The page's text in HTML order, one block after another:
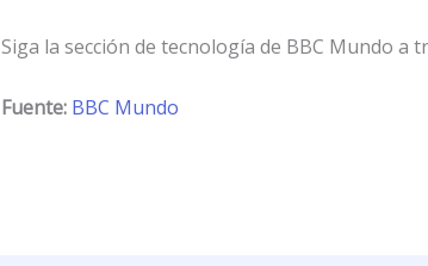
Siga la sección de tecnología de BBC Mundo a
Fuente: BBC Mundo